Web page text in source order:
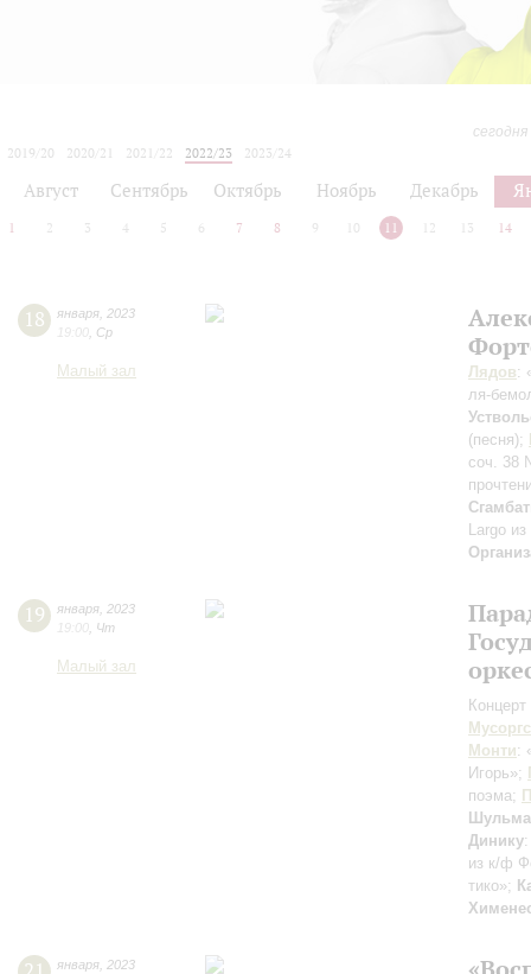
2019/20
2020/21 2021/22 2022/23
2023/24
Август Сентябрь Октябрь Ноябрь Декабрь
1 2 3 4 5 6 7 8 9 10 11 12 13 14
18 января 2023
19:00 Ср
Малый зал Лядов:
ля-
(песня);
соч.
Largo
19 января 2023
19:00 Чт
Малый зал
Монти:
Игорь»;
поэма;
Динику
из к/ф
тико»;
января 2023